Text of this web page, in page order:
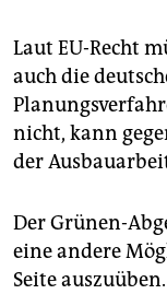
Laut EU-Recht
auch die
nicht, kann
der
Der Grünen-
eine andere
Seite